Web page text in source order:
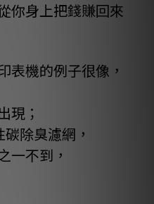
你身上把錢賺回來
表機的例子很像，
現；
除臭濾網，
一不到，